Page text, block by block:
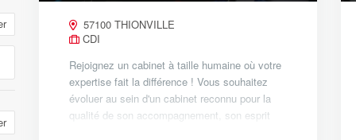
57100 THIONVILLE
CDI
Rejoignez un cabinet à taille humaine où votre
expertise fait la différence ! Vous souhaitez
évoluer au sein d'un cabinet reconnu pour la
qualité de son accompagnement, son esprit